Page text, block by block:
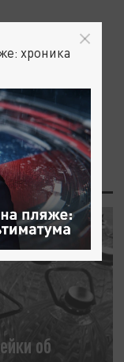
об
хроника